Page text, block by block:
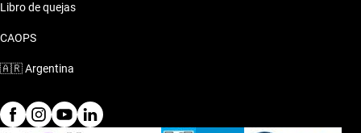
Libro de quejas
CAOPS
🇦🇷Argentina